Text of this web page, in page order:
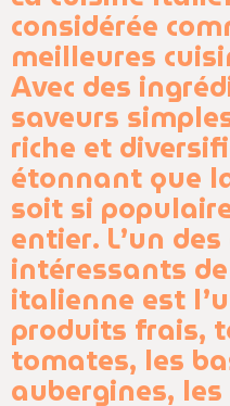
considérée
meilleures
Avec des
saveurs
riche et
étonnant que
soit si
entier. L’un
intéressants
italienne est
produits frais,
tomates, les
aubergines,